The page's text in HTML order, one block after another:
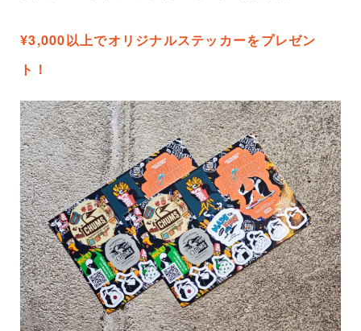
¥3,000以上でオリジナルステッカーをプレゼン
ト！